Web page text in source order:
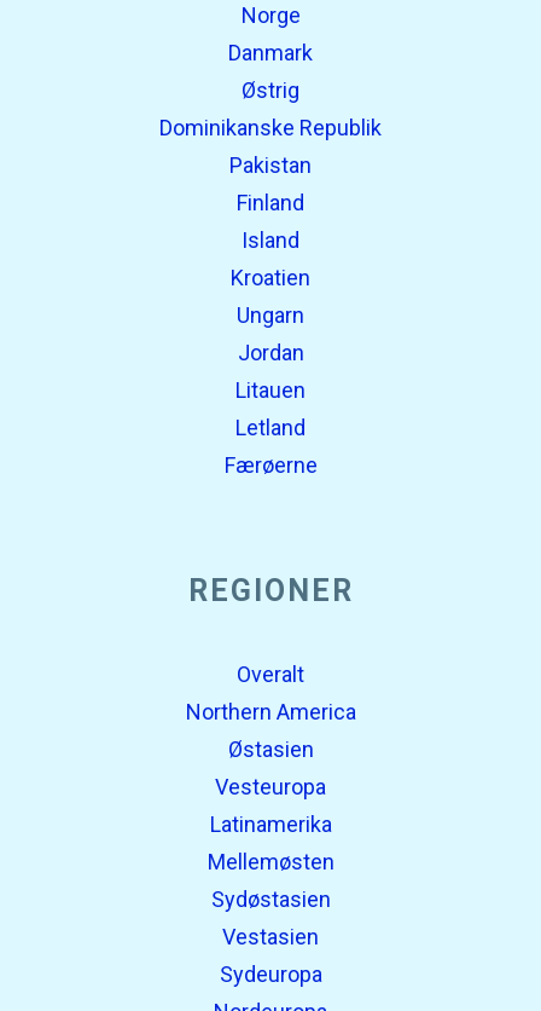
Norge
Danmark
Østrig
Dominikanske Republik
Pakistan
Finland
Island
Kroatien
Ungarn
Jordan
Litauen
Letland
Færøerne
REGIONER
Overalt
Northern America
Østasien
Vesteuropa
Latinamerika
Mellemøsten
Sydøstasien
Vestasien
Sydeuropa